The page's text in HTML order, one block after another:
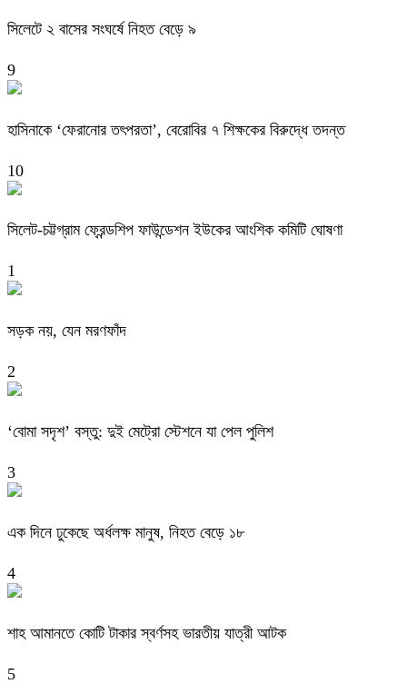
সিলেটে ২ বাসের সংঘর্ষে নিহত বেড়ে ৯
9
হাসিনাকে ‘ফেরানোর তৎপরতা’, বেরোবির ৭ শিক্ষকের বিরুদ্ধে তদন্ত
10
সিলেট-চট্টগ্রাম ফ্রেন্ডশিপ ফাউন্ডেশন ইউকের আংশিক কমিটি ঘোষণা
1
সড়ক নয়, যেন মরণফাঁদ
2
‘বোমা সদৃশ’ বস্তু: দুই মেট্রো স্টেশনে যা পেল পুলিশ
3
এক দিনে ঢুকেছে অর্ধলক্ষ মানুষ, নিহত বেড়ে ১৮
4
শাহ আমানতে কোটি টাকার স্বর্ণসহ ভারতীয় যাত্রী আটক
5